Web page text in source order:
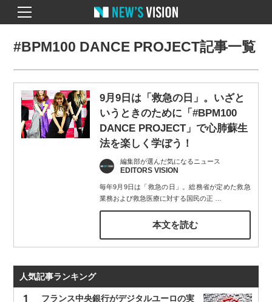
#BPM100 DANCE PROJECT記事一覧
9月9日は「救急の日」。いざと
いうときのために「#BPM100
DANCE PROJECT」で心肺蘇生
法を楽しく学ぼう！
編集部が選んだ気になるニュース
EDITORS VISION
毎年9月9日は「救急の日」。総務省が定めた救急
業務および救急医療に対する国民の正
本文を読む
人気記事ランキング
フランス中央銀行がデジタルユーロの実